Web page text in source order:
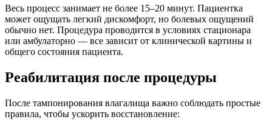
Весь процесс занимает не более 15–20 минут. Пациентка
может ощущать легкий дискомфорт, но болевых ощущений
обычно нет. Процедура проводится в условиях стационара
или амбулаторно — все зависит от клинической картины и
общего состояния пациента.
Реабилитация после процедуры
После тампонирования влагалища важно соблюдать простые
правила, чтобы ускорить восстановление: